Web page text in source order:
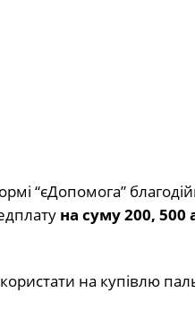
“єДопомога”
на суму 200, 500
на купівлю